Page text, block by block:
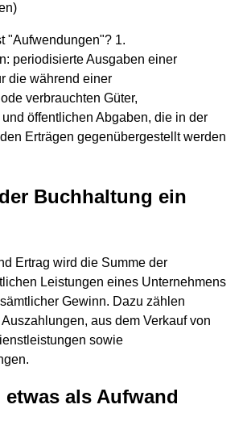
)
"Aufwendungen"? 1.
periodisierte Ausgaben einer
die während einer
verbrauchten Güter,
öffentlichen Abgaben, die in der
Erträgen gegenübergestellt werden
Buchhaltung ein
Ertrag wird die Summe der
Leistungen eines Unternehmens
Gewinn. Dazu zählen
aus dem Verkauf von
sowie
als Aufwand